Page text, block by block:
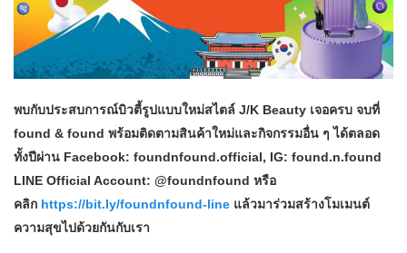
พบกับประสบการณ์บิวตี้รูปแบบใหม่สไตล์ J/K Beauty เจอครบ จบที่
found & found พร้อมติดตามสินค้าใหม่และกิจกรรมอื่น ๆ ได้ตลอด
ทั้งปีผ่าน Facebook: foundnfound.official, IG: found.n.found
LINE Official Account: @foundnfound หรือ
คลิก https://bit.ly/foundnfound-line แล้วมาร่วมสร้างโมเมนต์
ความสุขไปด้วยกันกับเรา